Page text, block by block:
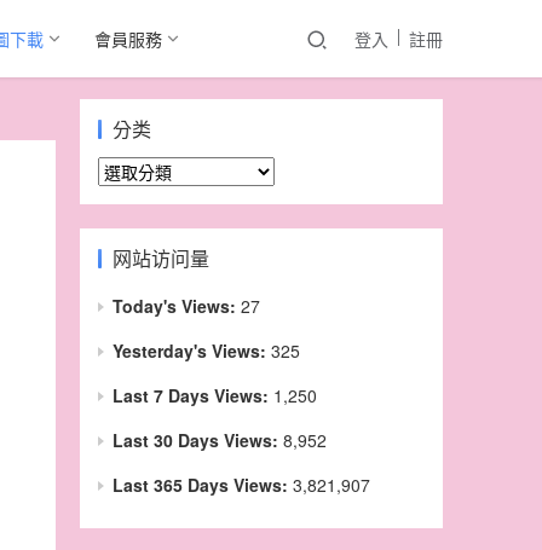
下載 會員服務 登入 註冊
分类
分
类
网站访问量
Today's Views: 27
Yesterday's Views: 325
Last 7 Days Views: 1,250
Last 30 Days Views: 8,952
Last 365 Days Views: 3,821,907